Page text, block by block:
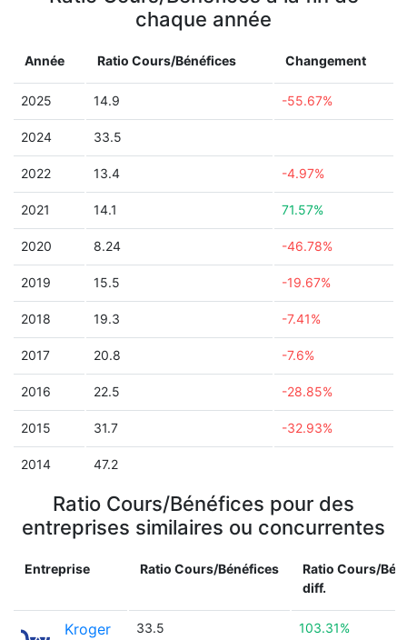
chaque année
Année Ratio Cours/Bénéfices Changement
2025 14.9 -55.67%
2024 33.5
2022 13.4 -4.97%
2021 14.1 71.57%
2020 8.24 -46.78%
2019 15.5 -19.67%
2018 19.3 -7.41%
2017 20.8 -7.6%
2016 22.5 -28.85%
2015 31.7 -32.93%
2014 47.2
Ratio Cours/Bénéfices pour des
entreprises similaires ou concurrentes
Entreprise Ratio Cours/Bénéfices
Ratio Cours/
diff.
Kroger 33.5 103.31%